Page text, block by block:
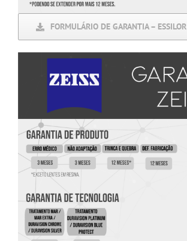
FORMULÁRIO DE GARANTIA – ESSILOR